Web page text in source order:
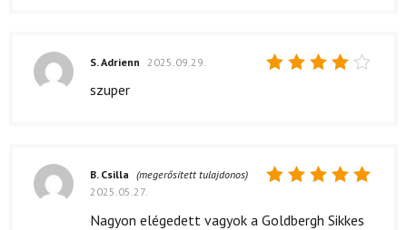
S. Adrienn 2025.09.29.
szuper
5/ 5
B. Csilla (megerősített tulajdonos)
2025.05.27.
Nagyon elégedett vagyok a Goldbergh Sikkes